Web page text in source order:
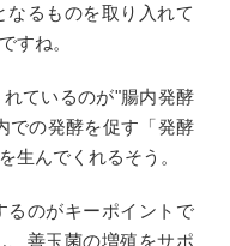
なるものを取り入れて
すね。
ているのが"腸内発酵
での発酵を促す「発酵
生んでくれるそう。
るのがキーポイントで
善玉菌の増殖をサポ